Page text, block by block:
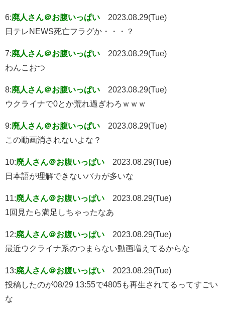
6:廃人さん＠お腹いっぱい
2023.08.29(Tue)
日テレNEWS死亡フラグか・・・？
7:廃人さん＠お腹いっぱい
2023.08.29(Tue)
わんこおつ
8:廃人さん＠お腹いっぱい
2023.08.29(Tue)
ウクライナで0とか荒れ過ぎわろｗｗｗ
9:廃人さん＠お腹いっぱい
2023.08.29(Tue)
この動画消されないよな？
10:廃人さん＠お腹いっぱい
2023.08.29(Tue)
日本語が理解できないバカが多いな
11:廃人さん＠お腹いっぱい
2023.08.29(Tue)
1回見たら満足しちゃったなあ
12:廃人さん＠お腹いっぱい
2023.08.29(Tue)
最近ウクライナ系のつまらない動画増えてるからな
13:廃人さん＠お腹いっぱい
2023.08.29(Tue)
投稿したのが08/29 13:55で4805も再生されてるってすごい
な